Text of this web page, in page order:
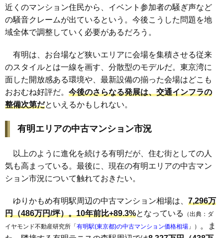
近くのマンション住民から、イベント参加者の騒ぎ声など
の騒音クレームが出ているという。今後こうした問題を地
域全体で調整していく必要があるだろう。
有明は、お台場など狭いエリアに会場を集積させる従来
のスタイルとは一線を画す、分散型のモデルだ。東京湾に
面した開放感ある環境や、最新設備の揃った会場はどこも
おおむね好評だ。 今後のさらなる発展は、交通インフラの
整備次第だといえるかもしれない。
有明エリアの中古マンション市況
以上のように進化を続ける有明だが、住む街としての人
気も高まっている。最後に、現在の有明エリアの中古マン
ション市況について触れておきたい。
ゆりかもめ有明駅周辺の中古マンション相場は、 7,296万
円（486万円/坪）。​10年前比+89.3%となっている
（出典：ダ
イヤモンド不動産研究所「有明駅(東京都)の中古マンション価格相場 」）
。ま